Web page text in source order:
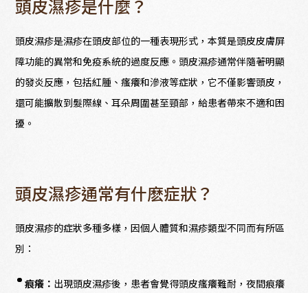
頭皮濕疹是什麼？
頭皮濕疹是濕疹在頭皮部位的一種表現形式，本質是頭皮皮膚屏
障功能的異常和免疫系統的過度反應。頭皮濕疹通常伴隨著明顯
的發炎反應，包括紅腫、瘙癢和滲液等症狀，它不僅影響頭皮，
還可能擴散到髮際線、耳朵周圍甚至頸部，給患者帶來不適和困
擾。
頭皮濕疹通常有什麽症狀？
頭皮濕疹的症狀多種多樣，因個人體質和濕疹類型不同而有所區
別：
痕癢： 出現頭皮濕疹後，患者會覺得頭皮瘙癢難耐，夜間痕癢